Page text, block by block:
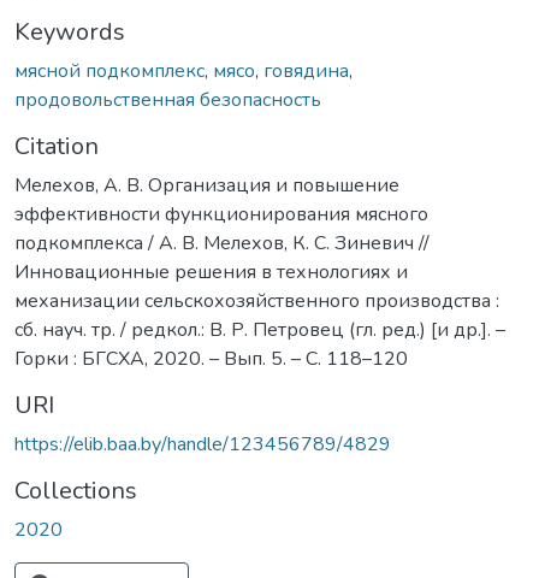
Keywords
мясной подкомплекс, мясо, говядина,
продовольственная безопасность
Citation
Мелехов, А. В. Организация и повышение
эффективности функционирования мясного
подкомплекса / А. В. Мелехов, К. С. Зиневич //
Инновационные решения в технологиях и
механизации сельскохозяйственного производства :
сб. науч. тр. / редкол.: В. Р. Петровец (гл. ред.) [и др.]. –
Горки : БГСХА, 2020. – Вып. 5. – С. 118–120
URI
https://elib.baa.by/handle/123456789/4829
Collections
2020